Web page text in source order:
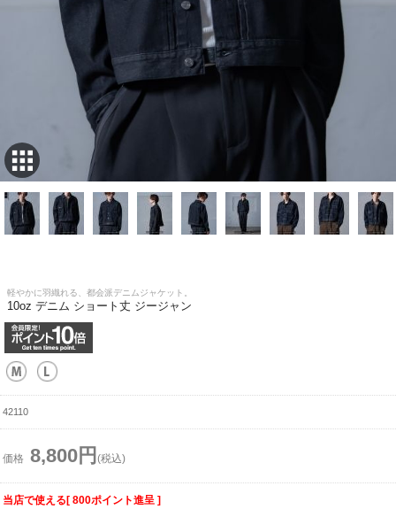
軽やかに羽織れる、都会派デニムジャケット。
10oz デニム ショート丈 ジージャン
42110
価格 8,800円 (税込)
当店で使える[ 800ポイント進呈 ]